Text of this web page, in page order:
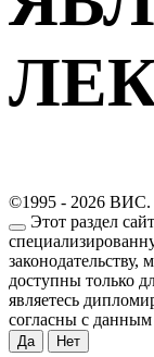
©1995 - 2026 ВИС.
Этот раздел
законодательству,
доступны только
являетесь
согласны с
Да Нет